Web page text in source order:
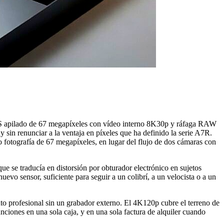
de 67 megapíxeles con vídeo interno 8K30p y ráfaga RAW
renunciar a la ventaja en píxeles que ha definido la serie A7R.
de 67 megapíxeles, en lugar del flujo de dos cámaras con
se traducía en distorsión por obturador electrónico en sujetos
sensor, suficiente para seguir a un colibrí, a un velocista o a un
profesional sin un grabador externo. El 4K120p cubre el terreno de
en una sola caja, y en una sola factura de alquiler cuando